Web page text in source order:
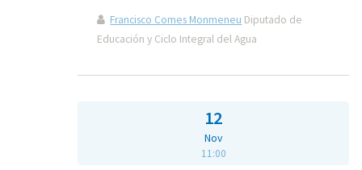
Francisco Comes Monmeneu Diputado de
Educación y Ciclo Integral del Agua
12
Nov
11:00